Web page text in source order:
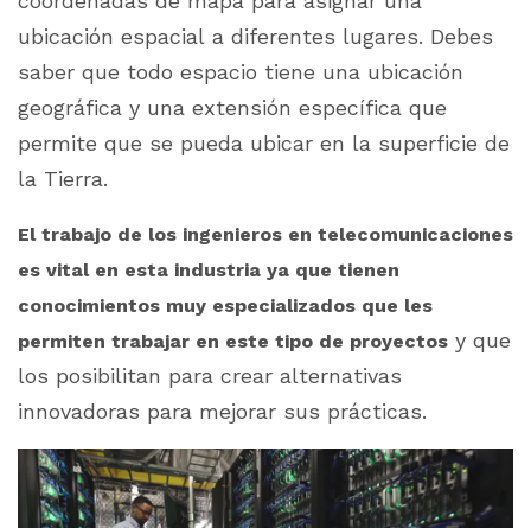
ubicación espacial a diferentes lugares. Debes
saber que todo espacio tiene una ubicación
geográfica y una extensión específica que
permite que se pueda ubicar en la superficie de
la Tierra.
El trabajo de los ingenieros en telecomunicaciones
es vital en esta industria ya que tienen
conocimientos muy especializados que les
permiten trabajar en este tipo de proyectos y que
los posibilitan para crear alternativas
innovadoras para mejorar sus prácticas.